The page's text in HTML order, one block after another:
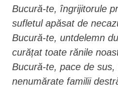
Bucură-te, îngrijitorule
sufletul apăsat de
Bucură-te, untdelemn
curățat toate rănile
Bucură-te, pace de
nenumărate familii